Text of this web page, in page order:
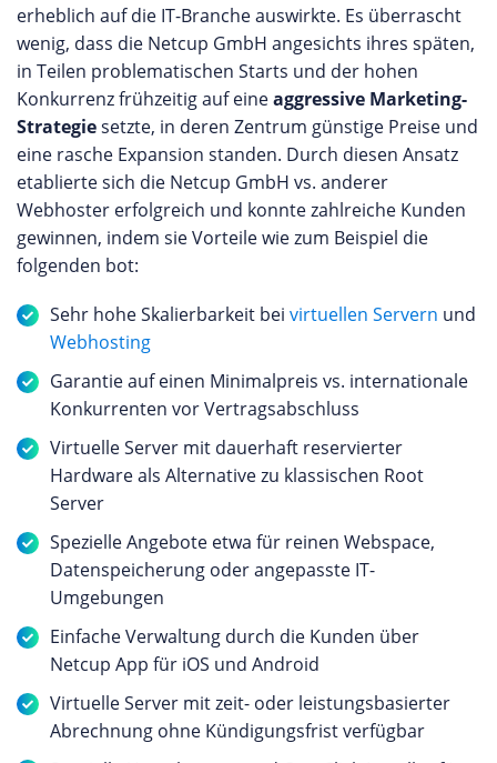
erheblich auf die IT-Branche auswirkte. Es überrascht
wenig, dass die Netcup GmbH angesichts ihres späten,
in Teilen problematischen Starts und der hohen
Konkurrenz frühzeitig auf eineaggressive Marketing-
Strategiesetzte, in deren Zentrum günstige Preise und
eine rasche Expansion standen. Durch diesen Ansatz
etablierte sich die Netcup GmbH vs. anderer
Webhoster erfolgreich und konnte zahlreiche Kunden
gewinnen, indem sie Vorteile wie zum Beispiel die
folgenden bot:
Sehr hohe Skalierbarkeit bei virtuellen Servern und
Webhosting
Garantie auf einen Minimalpreis vs. internationale
Konkurrenten vor Vertragsabschluss
Virtuelle Server mit dauerhaft reservierter
Hardware als Alternative zu klassischen Root
Server
Spezielle Angebote etwa für reinen Webspace,
Datenspeicherung oder angepasste IT-
Umgebungen
Einfache Verwaltung durch die Kunden über
Netcup App für iOS und Android
Virtuelle Server mit zeit- oder leistungsbasierter
Abrechnung ohne Kündigungsfrist verfügbar